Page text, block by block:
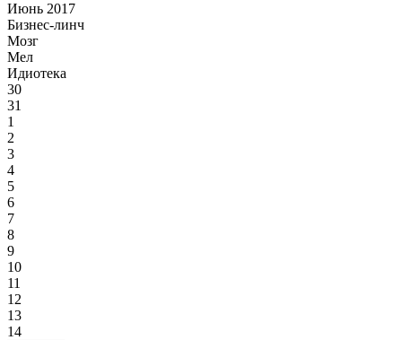
Июнь 2017
Бизнес-линч
Мозг
Мел
Идиотека
30
31
1
2
3
4
5
6
7
8
9
10
11
12
13
14